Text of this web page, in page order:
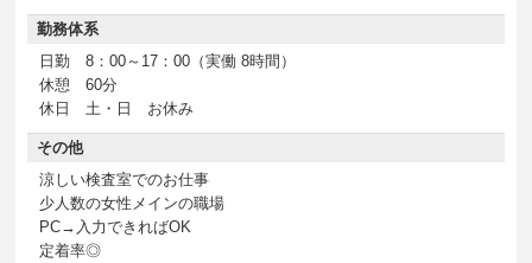
勤務体系
日勤 8：00～17：00（実働 8時間）
休憩 60分
休日 土・日 お休み
その他
涼しい検査室でのお仕事
少人数の女性メインの職場
PC→入力できればOK
定着率◎